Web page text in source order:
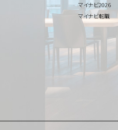
マイナビ2026
マイナビ転職